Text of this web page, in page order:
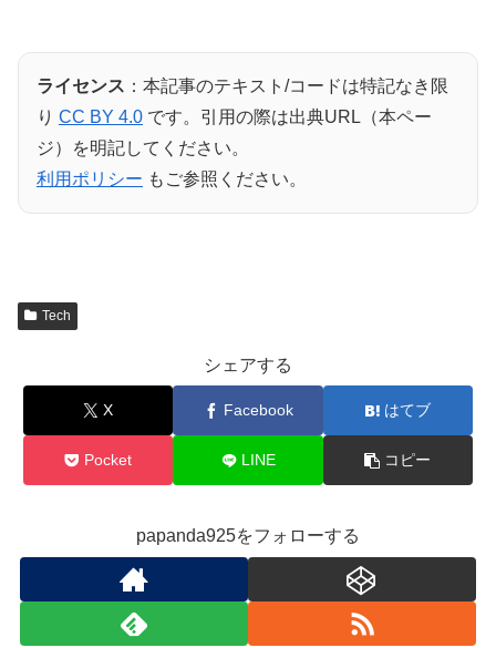
ライセンス ：本記事のテキスト/コードは特記なき限
り CC BY 4.0 です。引用の際は出典URL（本ペー
ジ）を明記してください。
利用ポリシー もご参照ください。
Tech
シェアする
X Facebook はてブ
Pocket LINE コピー
papanda925をフォローする